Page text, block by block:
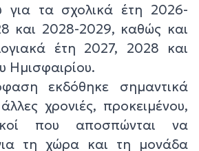
για τα σχολικά έτη 2026-
και 2028-2029, καθώς και
έτη 2027, 2028 και
Ημισφαιρίου.
εκδόθηκε σημαντικά
χρονιές, προκειμένου,
που αποσπώνται να
τη χώρα και τη μονάδα